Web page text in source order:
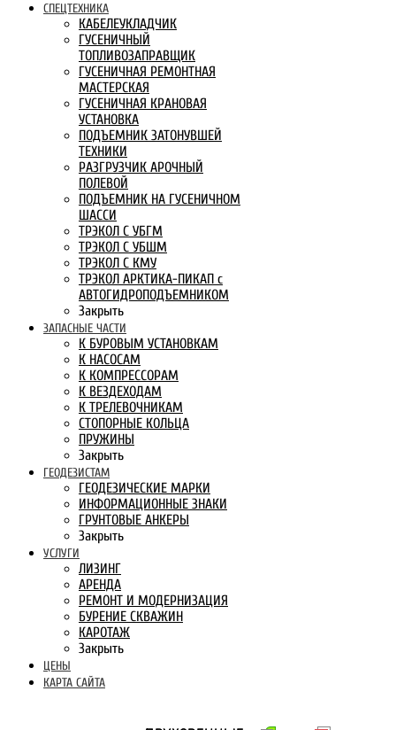
СПЕЦТЕХНИКА
КАБЕЛЕУКЛАДЧИК
ГУСЕНИЧНЫЙ
ТОПЛИВОЗАПРАВЩИК
ГУСЕНИЧНАЯ РЕМОНТНАЯ
МАСТЕРСКАЯ
ГУСЕНИЧНАЯ КРАНОВАЯ
УСТАНОВКА
ПОДЪЕМНИК ЗАТОНУВШЕЙ
ТЕХНИКИ
РАЗГРУЗЧИК АРОЧНЫЙ
ПОЛЕВОЙ
ПОДЪЕМНИК НА ГУСЕНИЧНОМ
ШАССИ
ТРЭКОЛ С УБГМ
ТРЭКОЛ С УБШМ
ТРЭКОЛ С КМУ
ТРЭКОЛ АРКТИКА-ПИКАП с
АВТОГИДРОПОДЪЕМНИКОМ
Закрыть
ЗАПАСНЫЕ ЧАСТИ
К БУРОВЫМ УСТАНОВКАМ
К НАСОСАМ
К КОМПРЕССОРАМ
К ВЕЗДЕХОДАМ
К ТРЕЛЕВОЧНИКАМ
СТОПОРНЫЕ КОЛЬЦА
ПРУЖИНЫ
Закрыть
ГЕОДЕЗИСТАМ
ГЕОДЕЗИЧЕСКИЕ МАРКИ
ИНФОРМАЦИОННЫЕ ЗНАКИ
ГРУНТОВЫЕ АНКЕРЫ
Закрыть
УСЛУГИ
ЛИЗИНГ
АРЕНДА
РЕМОНТ И МОДЕРНИЗАЦИЯ
БУРЕНИЕ СКВАЖИН
КАРОТАЖ
Закрыть
ЦЕНЫ
КАРТА САЙТА